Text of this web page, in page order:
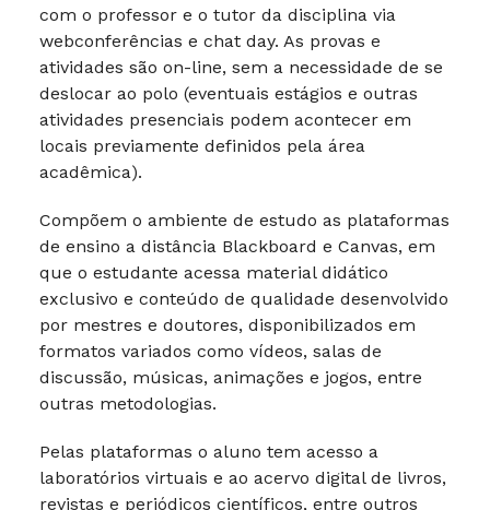
com o professor e o tutor da disciplina via
webconferências e chat day. As provas e
atividades são on-line, sem a necessidade de se
deslocar ao polo (eventuais estágios e outras
atividades presenciais podem acontecer em
locais previamente definidos pela área
acadêmica).
Compõem o ambiente de estudo as plataformas
de ensino a distância Blackboard e Canvas, em
que o estudante acessa material didático
exclusivo e conteúdo de qualidade desenvolvido
por mestres e doutores, disponibilizados em
formatos variados como vídeos, salas de
discussão, músicas, animações e jogos, entre
outras metodologias.
Pelas plataformas o aluno tem acesso a
laboratórios virtuais e ao acervo digital de livros,
revistas e periódicos científicos, entre outros